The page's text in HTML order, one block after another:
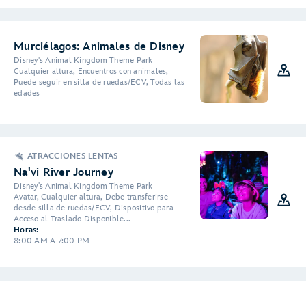
Murciélagos: Animales de Disney
Disney's Animal Kingdom Theme Park
Cualquier altura, Encuentros con animales,
Puede seguir en silla de ruedas/ECV, Todas las
edades
ATRACCIONES LENTAS
Na'vi River Journey
Disney's Animal Kingdom Theme Park
Avatar, Cualquier altura, Debe transferirse
desde silla de ruedas/ECV, Dispositivo para
Acceso al Traslado Disponible...
Horas:
8:00 AM A 7:00 PM